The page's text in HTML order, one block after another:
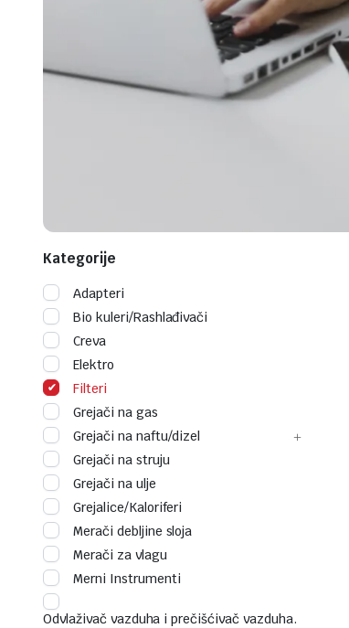
Kategorije
Adapteri
Bio kuleri/Rashlađivači
Creva
Elektro
Filteri
Grejači na gas
Grejači na naftu/dizel
Grejači na struju
Grejači na ulje
Grejalice/Kaloriferi
Merači debljine sloja
Merači za vlagu
Merni Instrumenti
Odvlaživač vazduha i prečišćivač vazduha.